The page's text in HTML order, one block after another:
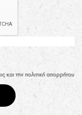
και την πολιτική απορρήτου